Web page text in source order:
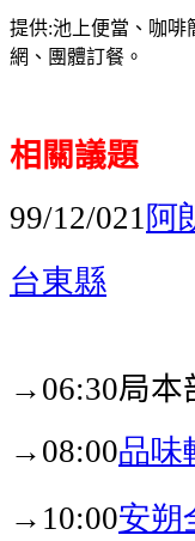
提供:池上便當、咖啡
網、團體訂餐。
相關議題
99/12/021 阿
台東縣
→ 06:30局本
→ 08:00品味
→ 10:00安朔